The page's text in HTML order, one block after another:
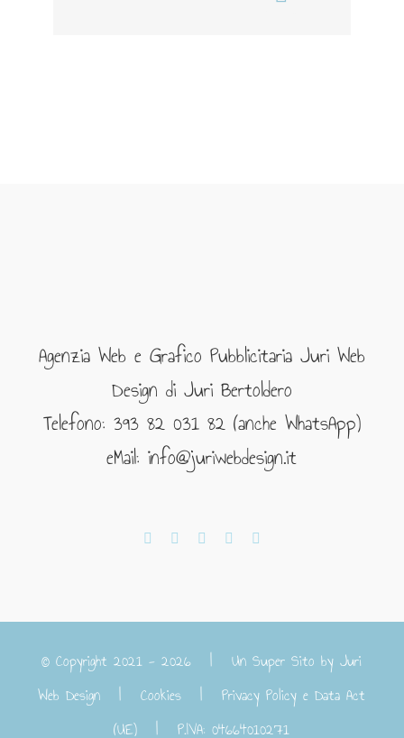
Agenzia Web e Grafico Pubblicitaria Juri Web
Design di Juri Bertoldero
Telefono: 393 82 031 82 (anche WhatsApp)
eMail: info@juriwebdesign.it
© Copyright 2021 -2026 | Un Super Sito byJuri
Web Design |Cookies |Privacy Policy e Data Act
(UE) | P.IVA: 04664010271